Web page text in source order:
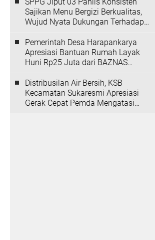
Sajikan Menu Bergizi Berkualitas,
Wujud Nyata Dukungan Terhadap
Pemerintah Desa Harapankarya
Apresiasi Bantuan Rumah Layak
Huni Rp25 Juta dari BAZNAS
Distribusilan Air Bersih, KSB
Kecamatan Sukaresmi Apresiasi
Gerak Cepat Pemda Mengatasi